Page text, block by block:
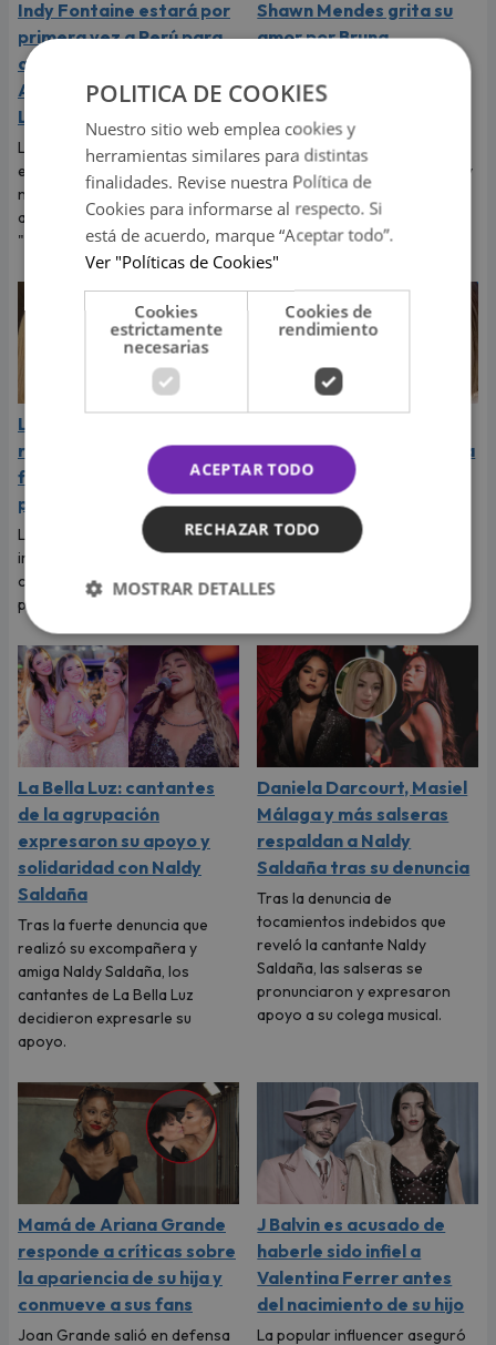
Indy Fontaine estará por
primera vez a Perú para
abrir los conciertos de
Alex Ubago en Arequipa y
Lima
La cantante cubano-
estadounidense debutará en
nuestro país luego del éxito
alcanzado con su sencillo
"Desde que tú no estás".
Shawn Mendes grita su
amor por Bruna
Marquezine, expareja de
Neymar: "Te amo
muchísimo"
El cantante dedicó tiernas
palabras a Bruna Marquezine y
dejó claro que vive uno de los
momentos más felices de su
vida.
La Joaqui sorprende al
revelar la inesperada
forma en que Luck Ra
puso fin a su romance
La cantante reveló que llegó a
imaginar su boda, pero el
cantante tenía otros planes
para ese viaje.
llanto durante entrevista
con Magaly Medina y
exigió justicia
Tras denunciar al director
musical de La Bella Luz, Naldy
Saldaña habló con Magaly
La Bella Luz: cantantes
de la agrupación
expresaron su apoyo y
solidaridad con Naldy
Saldaña
Tras la fuerte denuncia que
realizó su excompañera y
amiga Naldy Saldaña, los
cantantes de La Bella Luz
decidieron expresarle su
apoyo.
Daniela Darcourt, Masiel
Málaga y más salseras
respaldan a Naldy
Saldaña tras su denuncia
Tras la denuncia de
tocamientos indebidos que
reveló la cantante Naldy
Saldaña, las salseras se
pronunciaron y expresaron
apoyo a su colega musical.
Mamá de Ariana Grande
responde a críticas sobre
la apariencia de su hija y
conmueve a sus fans
Joan Grande salió en defensa
J Balvin es acusado de
haberle sido infiel a
Valentina Ferrer antes
del nacimiento de su hijo
La popular influencer aseguró
POLITICA DE COOKIES
Nuestro sitio web emplea cookies y
herramientas similares para distintas
finalidades. Revise nuestra Política de
Cookies para informarse al respecto. Si
está de acuerdo, marque “Aceptar todo”.
Ver "Políticas de Cookies"
Cookies
estrictamente
necesarias
Cookies de
rendimiento
ACEPTAR TODO
RECHAZAR TODO
MOSTRAR DETALLES